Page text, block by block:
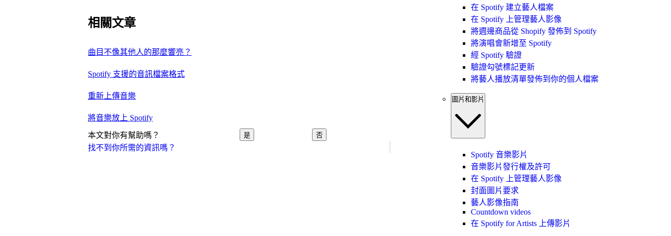
找不到你所需的資訊嗎？
相關文章
曲目不像其他人的那麼響亮？
Spotify 支援的音訊檔案格式
重新上傳音樂
將音樂放上 Spotify
本文對你有幫助嗎？ 是 否
在 Spotify 建立藝人檔案
在 Spotify 上管理藝人影像
將週邊商品從 Shopify 發佈到 Spotify
將演唱會新增至 Spotify
經 Spotify 驗證
驗證勾號標記更新
將藝人播放清單發佈到你的個人檔案
圖片和影片
Spotify 音樂影片
音樂影片發行權及許可
在 Spotify 上管理藝人影像
封面圖片要求
藝人影像指南
Countdown videos
在 Spotify for Artists 上傳影片